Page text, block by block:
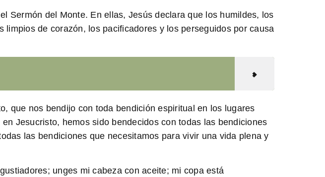
Sermón del Monte. En ellas, Jesús declara que los humildes, los
de corazón, los pacificadores y los perseguidos por causa
que nos bendijo con toda bendición espiritual en los lugares
Jesucristo, hemos sido bendecidos con todas las bendiciones
las bendiciones que necesitamos para vivir una vida plena y
unges mi cabeza con aceite; mi copa está